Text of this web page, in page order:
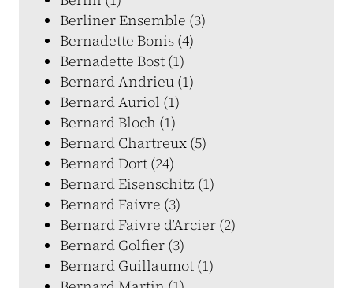
Berliner Ensemble (3)
Bernadette Bonis (4)
Bernadette Bost (1)
Bernard Andrieu (1)
Bernard Auriol (1)
Bernard Bloch (1)
Bernard Chartreux (5)
Bernard Dort (24)
Bernard Eisenschitz (1)
Bernard Faivre (3)
Bernard Faivre d’Arcier (2)
Bernard Golfier (3)
Bernard Guillaumot (1)